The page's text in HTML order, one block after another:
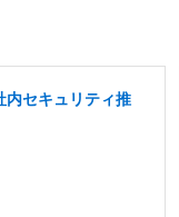
内セキュリティ推